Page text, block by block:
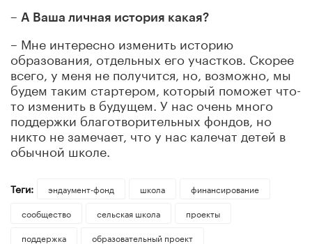
– А Ваша личная история какая?
– Мне интересно изменить историю
образования, отдельных его участков. Скорее
всего, у меня не получится, но, возможно, мы
будем таким стартером, который поможет что-
то изменить в будущем. У нас очень много
поддержки благотворительных фондов, но
никто не замечает, что у нас калечат детей в
обычной школе.
Теги: эндаумент-фонд школа
финансирование
сообщество
сельская школа
проекты
поддержка
образовательный проект